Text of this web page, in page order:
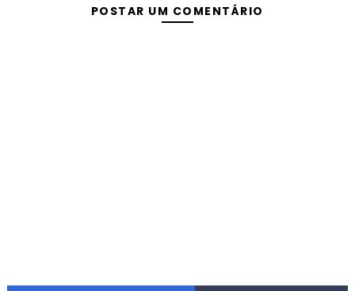
POSTAR UM COMENTÁRIO